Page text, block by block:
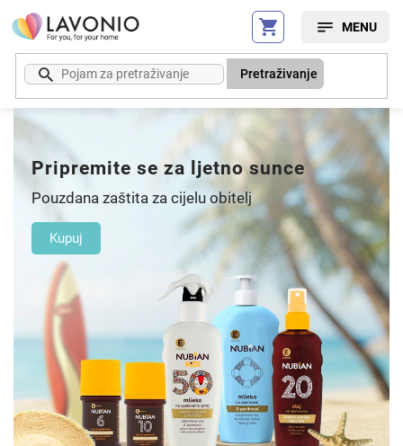
Preskoči
na
sadržaj
Pretraživanje
Pripremite se za ljetno sunce
Pouzdana zaštita za cijelu obitelj
Kupuj